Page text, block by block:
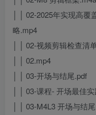
│ │ 02-2025年实现高
略.mp4
│ │ 02-视频剪辑检查清
│ │ 02.mp4
│ │ 03-开场与结尾.pdf
│ │ 03-课程- 开场最佳
│ │ 03-M4L3 开场与结